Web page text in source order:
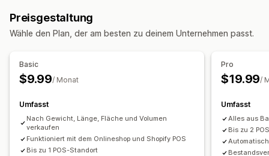
Inventarmanagement
Mehrere Standorte
Preisgestaltung
Wähle den Plan, der am besten zu deinem Unternehmen passt.
Basic
$9.99/ Monat
Umfasst
Nach Gewicht, Länge, Fläche und Volumen
verkaufen
Funktioniert mit dem Onlineshop und Shopify POS
Bis zu 1 POS-Standort
Pro
$19.99/
Umfasst
Alles aus
Bis zu 2